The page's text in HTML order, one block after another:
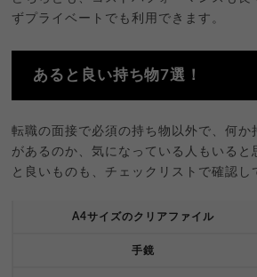
ずプライベートでも利用できます。
あると良い持ち物7選！
転職の面接で必須の持ち物以外で、何か
があるのか、気になっている人もいると
と良いものも、チェックリストで確認し
A4サイズのクリアファイル
手鏡